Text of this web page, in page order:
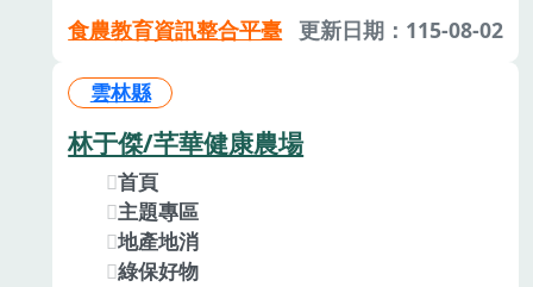
食農教育資訊整合平臺 更新日期：115-08-02
雲林縣
林于傑/芊華健康農場
首頁
主題專區
地產地消
綠保好物